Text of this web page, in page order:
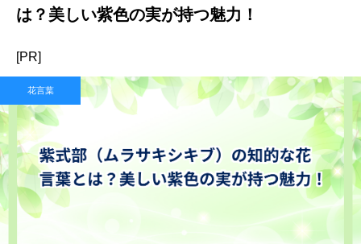
は？美しい紫色の実が持つ魅力！
[PR]
花言葉